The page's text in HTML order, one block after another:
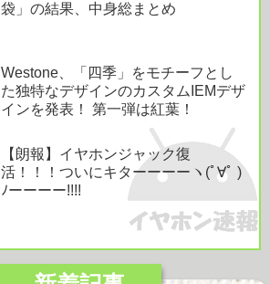
袋」の結果、中身総まとめ
Westone、「四季」をモチーフとし
た独特なデザインのカスタムIEMデザ
インを発表！ 第一弾は紅葉！
【朗報】イヤホンジャック復
活！！！ついにキターーーーヽ(ﾟ∀ﾟ )
ﾉーーーー!!!!